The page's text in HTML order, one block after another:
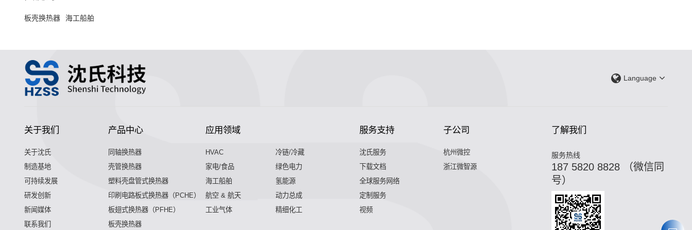
板壳换热器 海工船舶
Language
关于我们
关于沈氏
制造基地
可持续发展
研发创新
新闻媒体
联系我们
产品中心
同轴换热器
壳管换热器
塑料壳盘管式换热器
印刷电路板式换热器（PCHE）
板翅式换热器（PFHE）
板壳换热器
应用领域
HVAC
冷链/冷藏
家电/食品
绿色电力
海工船舶
氢能源
航空 & 航天
动力总成
工业气体
精细化工
服务支持
沈氏服务
下载文档
全球服务网络
定制服务
视频
子公司
杭州微控
浙江微智源
了解我们
服务热线
187 5820 8828 （微信同
号）